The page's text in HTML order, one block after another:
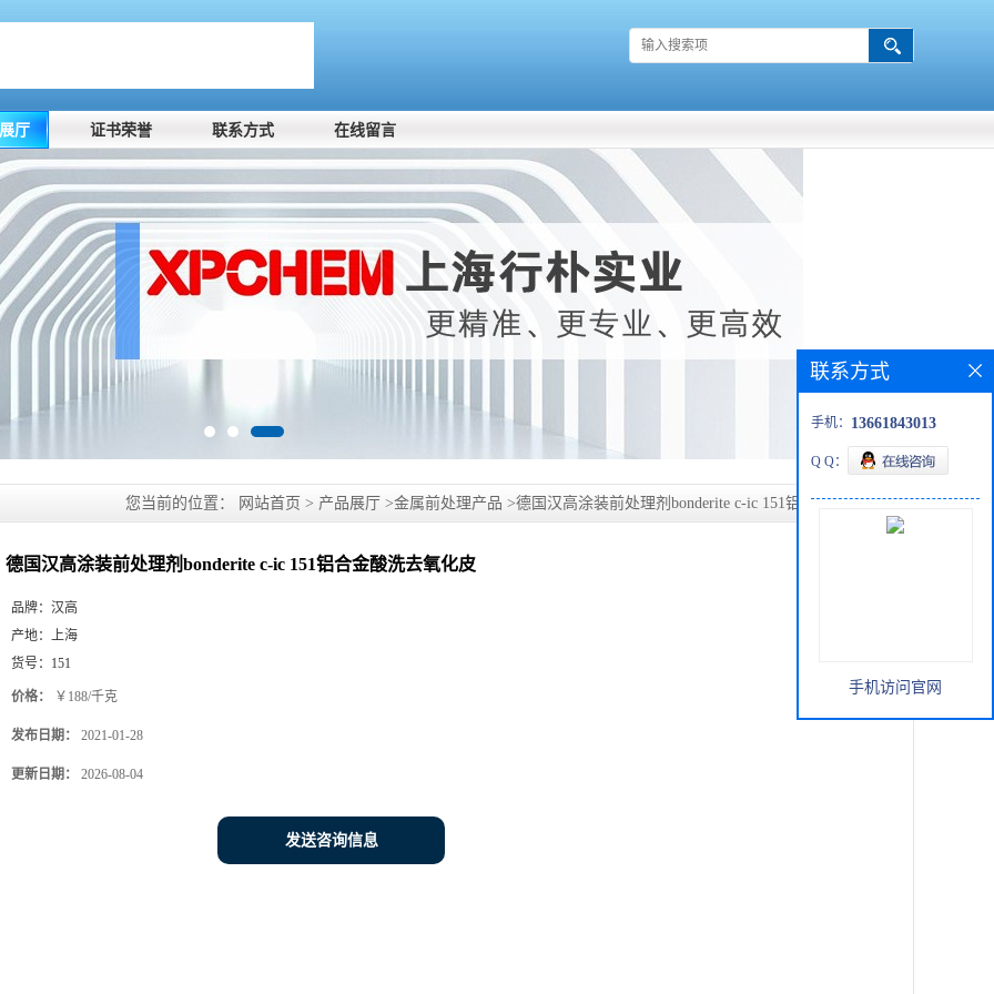
厅 证书荣誉 联系方式 在线留言
您当前的位置： 网站首页 > 产品展厅 >金属前处理产品 >德国汉高涂装前处理剂bonderite c-ic 151铝合金酸洗去氧
德国汉高涂装前处理剂bonderite c-ic 151铝合金酸洗去氧化皮
品牌： 汉高
产地： 上海
货号： 151
价格： ￥188/千克
发布日期： 2021-01-28
更新日期： 2026-08-04
发送咨询信息
联系方式
手机： 13661843013
Q Q：
手机访问官网